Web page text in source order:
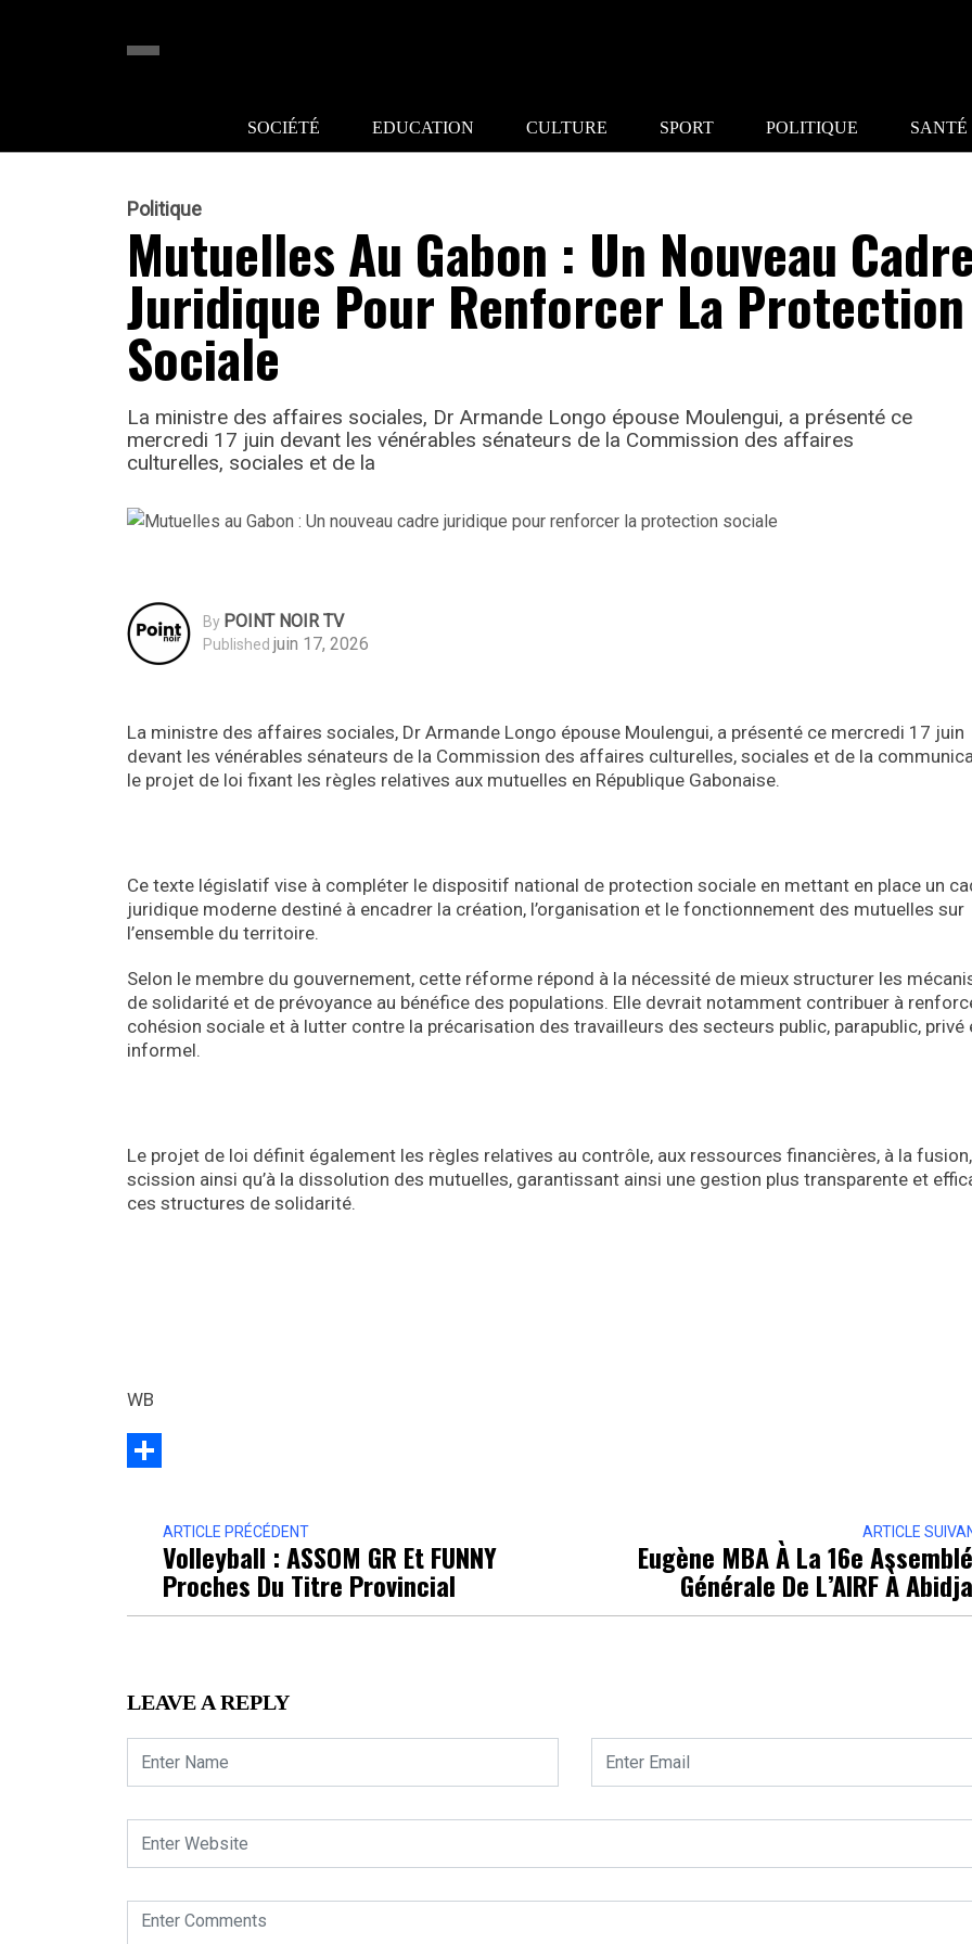
SOCIÉTÉ EDUCATION CULTURE SPORT POLITIQUE SANTÉ
Politique
Mutuelles Au Gabon : Un Nouveau Cadre
Juridique Pour Renforcer La Protection
Sociale
La ministre des affaires sociales, Dr Armande Longo épouse Moulengui, a présenté ce
mercredi 17 juin devant les vénérables sénateurs de la Commission des affaires
culturelles, sociales et de la
By POINT NOIR TV
Published juin 17, 2026
La ministre des affaires sociales, Dr Armande Longo épouse Moulengui, a présenté ce mercredi 17 juin
devant les vénérables sénateurs de la Commission des affaires culturelles, sociales et de la
le projet de loi fixant les règles relatives aux mutuelles en République Gabonaise.
Ce texte législatif vise à compléter le dispositif national de protection sociale en mettant en place un
juridique moderne destiné à encadrer la création, l’organisation et le fonctionnement des mutuelles sur
l’ensemble du territoire.
Selon le membre du gouvernement, cette réforme répond à la nécessité de mieux structurer les
de solidarité et de prévoyance au bénéfice des populations. Elle devrait notamment contribuer à
cohésion sociale et à lutter contre la précarisation des travailleurs des secteurs public, parapublic, privé
informel.
Le projet de loi définit également les règles relatives au contrôle, aux ressources financières, à la
scission ainsi qu’à la dissolution des mutuelles, garantissant ainsi une gestion plus transparente et
ces structures de solidarité.
WB
ARTICLE PRÉCÉDENT
Volleyball : ASSOM GR Et FUNNY
Proches Du Titre Provincial
ARTICLE
Eugène MBA À La 16e
Générale De L’AIRF À
LEAVE A REPLY